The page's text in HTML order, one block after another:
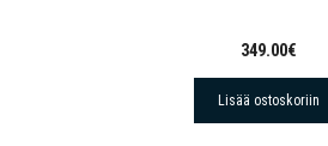
349.00€
Lisää ostoskoriin